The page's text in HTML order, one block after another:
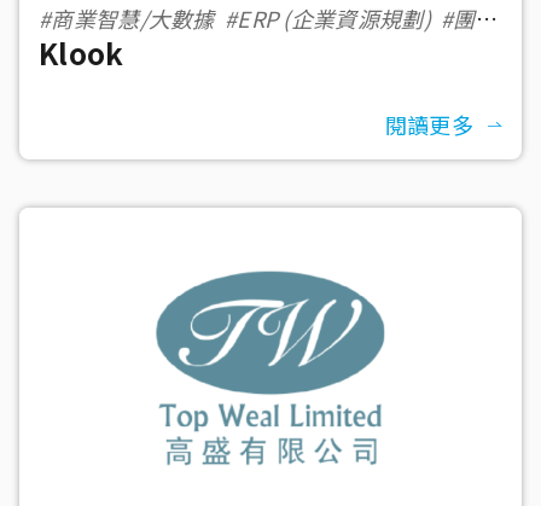
#商業智慧/大數據 #ERP (企業資源規劃) #團隊
協作工具
Klook
閱讀更多